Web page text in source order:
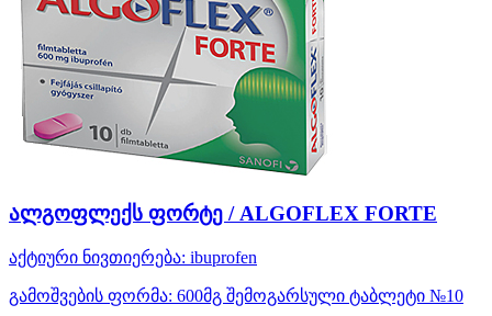
ალგოფლექს ფორტე / ALGOFLEX FORTE
აქტიური ნივთიერება: ibuprofen
გამოშვების ფორმა: 600მგ შემოგარსული ტაბლეტი №10